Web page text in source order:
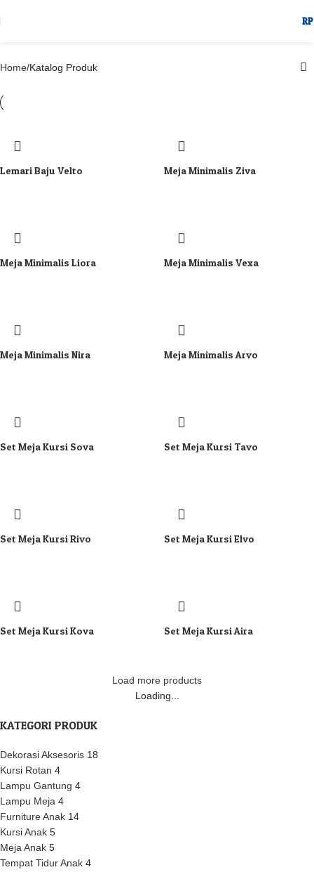
RP
KATEGORI PRODUK
Dekorasi Aksesoris 18
Kursi Rotan 4
Lampu Gantung 4
Lampu Meja 4
Furniture Anak 14
Kursi Anak 5
Meja Anak 5
Tempat Tidur Anak 4
Home Katalog Produk
Lemari Baju Velto Meja Minimalis Ziva
Meja Minimalis Liora Meja Minimalis Vexa
Meja Minimalis Nira Meja Minimalis Arvo
Set Meja Kursi Sova Set Meja Kursi Tavo
Set Meja Kursi Rivo Set Meja Kursi Elvo
Set Meja Kursi Kova Set Meja Kursi Aira
Load more products
Loading...